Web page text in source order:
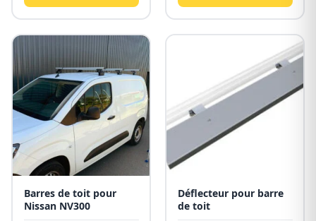
Barres de toit pour
Nissan NV300
Déflecteur pour barre
de toit